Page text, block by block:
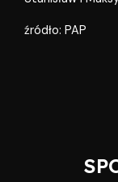
źródło: PAP